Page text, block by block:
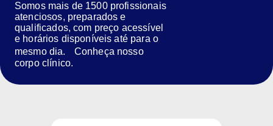
Somos mais de 1500 profissionais
atenciosos, preparados e
qualificados, com preço acessível
e horários disponíveis até para o
mesmo dia. Conheça nosso
corpo clínico.